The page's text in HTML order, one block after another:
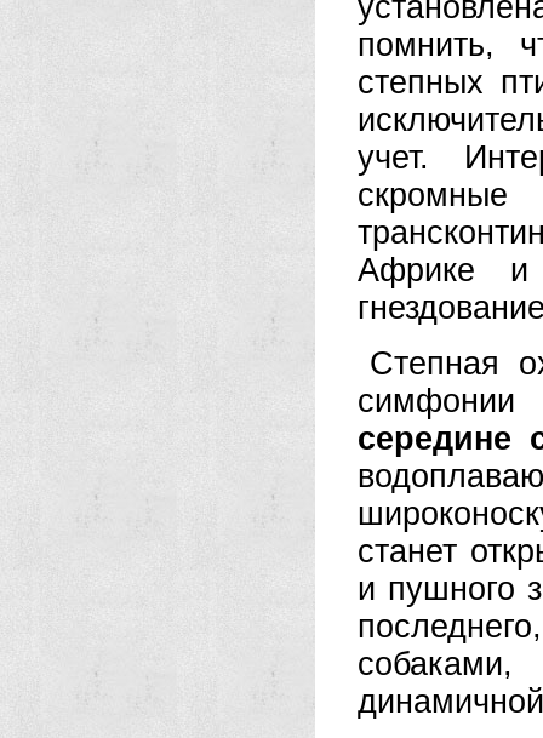
помнить,
степных
учет.
Африке
Степная
середине
станет
и пушного
собаками,